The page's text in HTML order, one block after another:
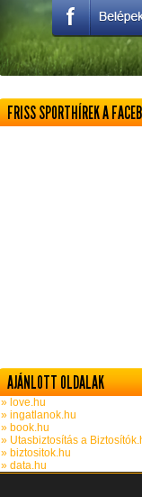
FRISS SPORTHÍREK A
AJÁNLOTT OLDALAK
» love.hu
» ingatlanok.hu
» book.hu
» Utasbiztosítás a
» biztositok.hu
» data.hu